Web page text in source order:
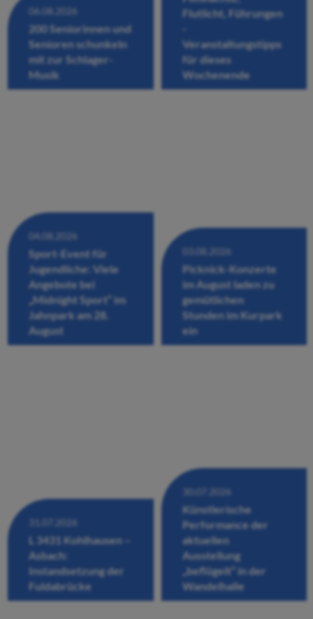
06.08.2026
200 Seniorinnen und
Senioren schunkeln
mit zur Schlager-
Musik
Flutlicht, Führungen
Veranstaltungstipps
für dieses
Wochenende
04.08.2026
Sport-Event für
Jugendliche: Viele
Angebote bei
„Midnight Sport“ im
Jahnpark am 28.
August
03.08.2026
Picknick-Konzerte
im August laden zu
gemütlichen
Stunden im Kurpark
ein
31.07.2026
L 3431 Kohlhausen –
Asbach:
Instandsetzung der
Fuldabrücke
30.07.2026
Künstlerische
Performance der
aktuellen
Ausstellung
„beflügelt“ in der
Wandelhalle